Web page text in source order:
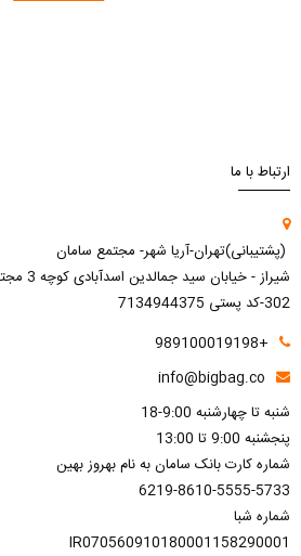
ارتباط با ما
(پشتیبانی)تهران-آریا شهر- مجتمع سامان
302-کد پستی 7134944375
+989100019198
info@bigbag.co
شنبه تا چهارشنبه 9:00-18
پنجشنبه 9:00 تا 13:00
شماره کارت بانک سامان به نام بهروز بهین
6219-8610-5555-5733
شماره شبا
IR070560910180001158290001